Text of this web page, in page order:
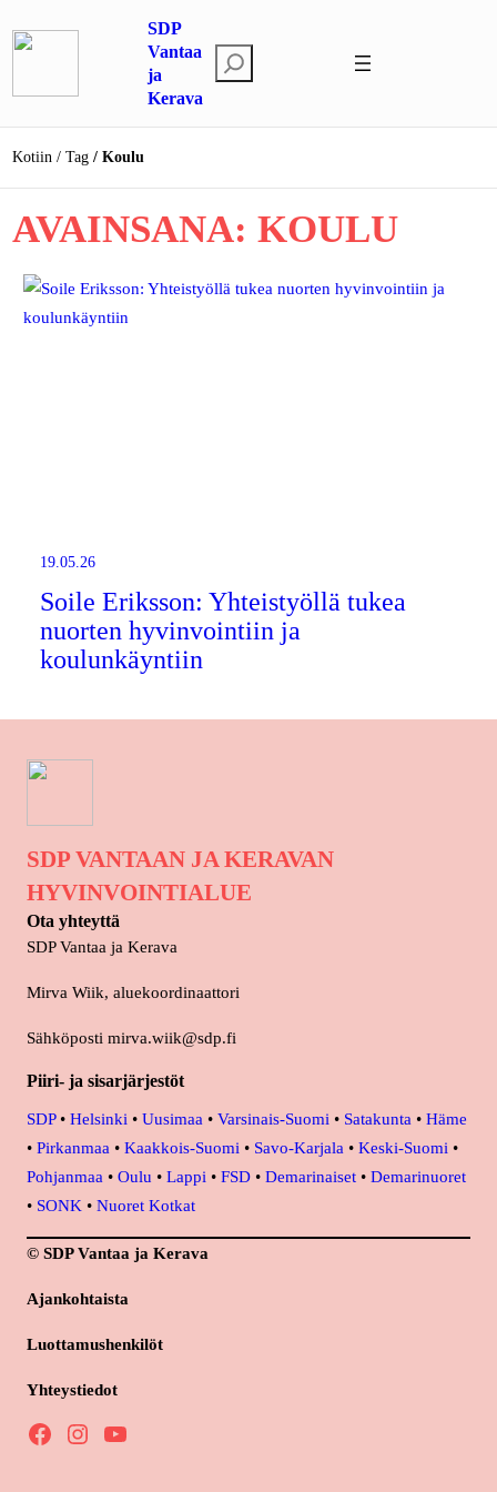
sisältöön
SDP
Vantaa
ja
Kerava
t
Kotiin Tag Koulu
AVAINSANA: KOULU
19.05.26
Soile Eriksson: Yhteistyöllä tukea
nuorten hyvinvointiin ja
koulunkäyntiin
SDP VANTAAN JA KERAVAN
HYVINVOINTIALUE
Ota yhteyttä
SDP Vantaa ja Kerava
Mirva Wiik, aluekoordinaattori
Sähköposti mirva.wiik@sdp.fi
Piiri- ja sisarjärjestöt
SDP• Helsinki • Uusimaa • Varsinais-Suomi • Satakunta • Häme
• Pirkanmaa • Kaakkois-Suomi • Savo-Karjala • Keski-Suomi •
Pohjanmaa • Oulu • Lappi • FSD • Demarinaiset • Demarinuoret
• SONK • Nuoret Kotkat
© SDP Vantaa ja Kerava
Ajankohtaista
Luottamushenkilöt
Yhteystiedot
Facebook Instagram YouTube